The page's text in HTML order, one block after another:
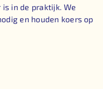
in de praktijk. We
en houden koers op